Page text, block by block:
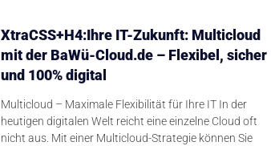
Ihre IT-Zukunft: Multicloud
mit der BaWü-Cloud.de – Flexibel, sicher
und 100% digital
Multicloud – Maximale Flexibilität für Ihre IT In der
heutigen digitalen Welt reicht eine einzelne Cloud oft
nicht aus. Mit einer Multicloud-Strategie können Sie